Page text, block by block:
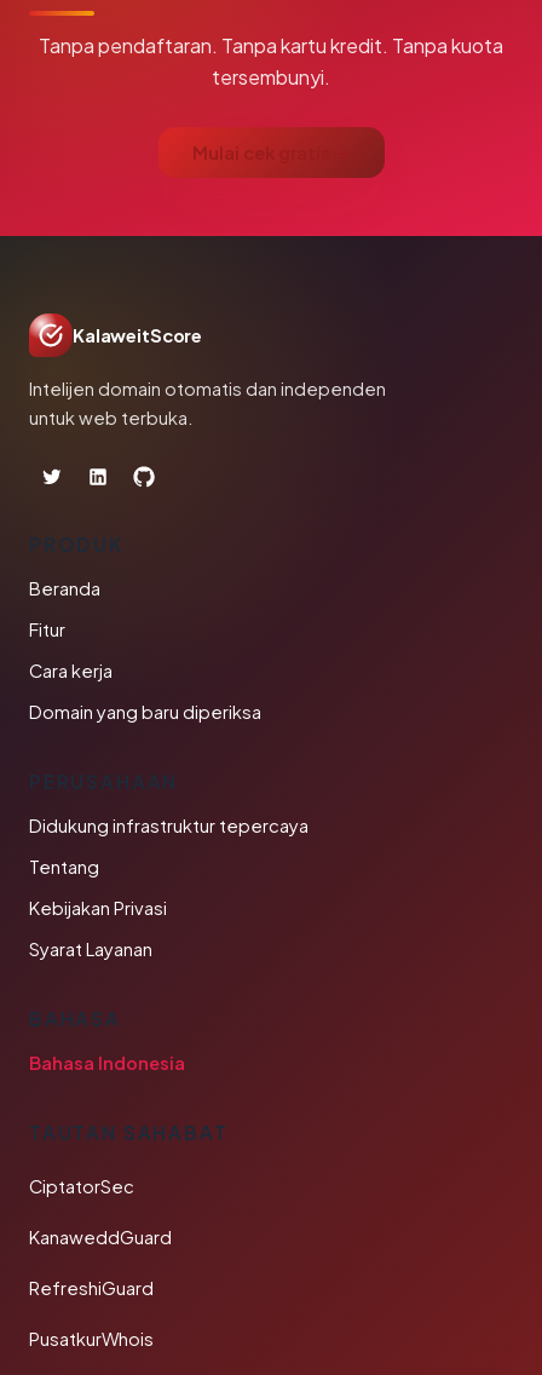
Tanpa pendaftaran. Tanpa kartu kredit. Tanpa kuota
tersembunyi.
Mulai cek gratis →
KalaweitScore
Intelijen domain otomatis dan independen
untuk web terbuka.
PRODUK
Beranda
Fitur
Cara kerja
Domain yang baru diperiksa
PERUSAHAAN
Didukung infrastruktur tepercaya
Tentang
Kebijakan Privasi
Syarat Layanan
BAHASA
Bahasa Indonesia
TAUTAN SAHABAT
CiptatorSec
KanaweddGuard
RefreshiGuard
PusatkurWhois